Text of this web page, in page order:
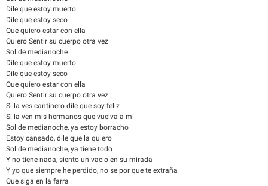
Dile que estoy muerto
Dile que estoy seco
Que quiero estar con ella
Quiero Sentir su cuerpo otra vez
Sol de medianoche
Dile que estoy muerto
Dile que estoy seco
Que quiero estar con ella
Quiero Sentir su cuerpo otra vez
Si la ves cantinero dile que soy feliz
Si la ven mis hermanos que vuelva a mi
Sol de medianoche, ya estoy borracho
Estoy cansado, dile que la quiero
Sol de medianoche, ya tiene todo
Y no tiene nada, siento un vacio en su mirada
Y yo que siempre he perdido, no se por que te extraña
Que siga en la farra